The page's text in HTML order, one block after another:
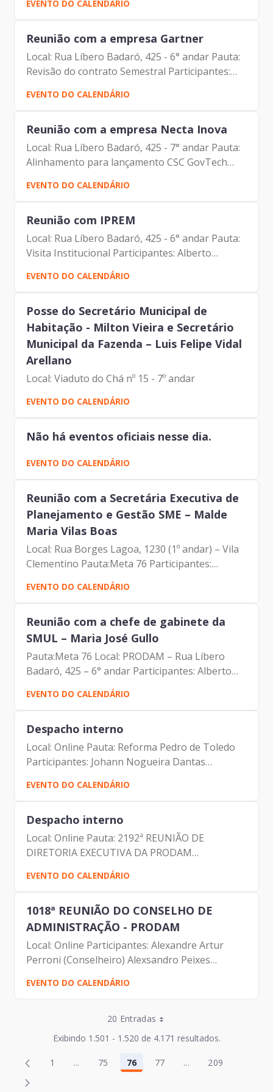
Organizacional) Carolina Magnani Hiromoto
(Assessora Jurídica da...
EVENTO DO CALENDÁRIO
Reunião com a empresa Gartner
Local: Rua Líbero Badaró, 425 - 6° andar Pauta:
Revisão do contrato Semestral Participantes:
Carlos Alberto da Silva (Prodam) Carlos Roberto
Ruas Junior (Prodam) Carlos Rosa (Gartner)
Cesar...
EVENTO DO CALENDÁRIO
Reunião com a empresa Necta Inova
Local: Rua Líbero Badaró, 425 - 7° andar Pauta:
Alinhamento para lançamento CSC GovTech
Participantes: Carlos Alberto da Silva (Prodam)
Johann Nogueira Dantas (Prodam) Paula Faria
(Necta Inova)
EVENTO DO CALENDÁRIO
Reunião com IPREM
Local: Rua Líbero Badaró, 425 - 6° andar Pauta:
Visita Institucional Participantes: Alberto
Campos Ribeiro (Prodam) Johann Nogueira
Dantas (Prodam) Marcia Regina Ungarette
(IPREM) Régis Batista...
EVENTO DO CALENDÁRIO
Posse do Secretário Municipal de
Habitação - Milton Vieira e Secretário
Municipal da Fazenda – Luis Felipe Vidal
Arellano
Local: Viaduto do Chá nº 15 - 7º andar
EVENTO DO CALENDÁRIO
Não há eventos oficiais nesse dia.
EVENTO DO CALENDÁRIO
Reunião com a Secretária Executiva de
Planejamento e Gestão SME – Malde
Maria Vilas Boas
Local: Rua Borges Lagoa, 1230 (1º andar) – Vila
Clementino Pauta:Meta 76 Participantes:
Johann Nogueira Dantas (Prodam) Malde Maria
Vilas Boas (SME)
EVENTO DO CALENDÁRIO
Reunião com a chefe de gabinete da
SMUL – Maria José Gullo
Pauta:Meta 76 Local: PRODAM – Rua Líbero
Badaró, 425 – 6° andar Participantes: Alberto
Campos Ribeiro (Prodam) Eder Marcelino da
Silva (Prodam) Hélio Freitas Filho (SMUL)
Johann Nogueira Dantas...
EVENTO DO CALENDÁRIO
Despacho interno
Local: Online Pauta: Reforma Pedro de Toledo
Participantes: Johann Nogueira Dantas
(Diretor- Presidente) Carlos Alberto da Silva
(Assessor da Presidência) Fernando Josenias
Vieira do Nascimento...
EVENTO DO CALENDÁRIO
Despacho interno
Local: Online Pauta: 2192ª REUNIÃO DE
DIRETORIA EXECUTIVA DA PRODAM
Participantes: Carlos Roberto Ruas Junior
(Diretor de Inovação e Arquitetura
Organizacional) Carolina Magnani Hiromoto
(Assessora...
EVENTO DO CALENDÁRIO
1018ª REUNIÃO DO CONSELHO DE
ADMINISTRAÇÃO - PRODAM
Local: Online Participantes: Alexandre Artur
Perroni (Conselheiro) Alexsandro Peixes
Campos (SPTURIS) Benicio Alves Teixeira
(Prodam) Carolina Magnani (Prodam) Daniel
EVENTO DO CALENDÁRIO
20 Entradas
Entradas por Página
Entradas por Página
Entradas por Página
Exibindo 1.501 - 1.520 de 4.171 resultados.
Página
1 ...Páginas intermediárias Usar ABA para
Página
Página
Página
75 Página
76 Página
77 ...Páginas
Página
78
Página
209